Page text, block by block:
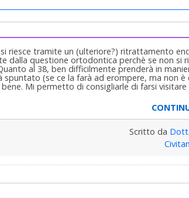
riesce tramite un (ulteriore?) ritrattamento
dalla questione ortodontica perchè se non si
al 38, ben difficilmente prenderà in
spuntato (se ce la farà ad erompere, ma non
Mi permetto di consigliarle di farsi visitare
Scritto da